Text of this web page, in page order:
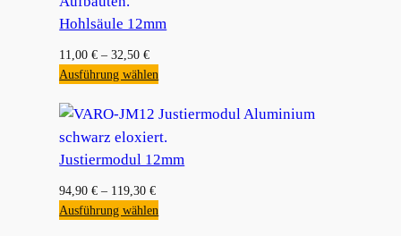
Hohlsäule 12mm
11,00€ –32,50€
Ausführung wählen
Justiermodul 12mm
94,90€ – 119,30€
Ausführung wählen